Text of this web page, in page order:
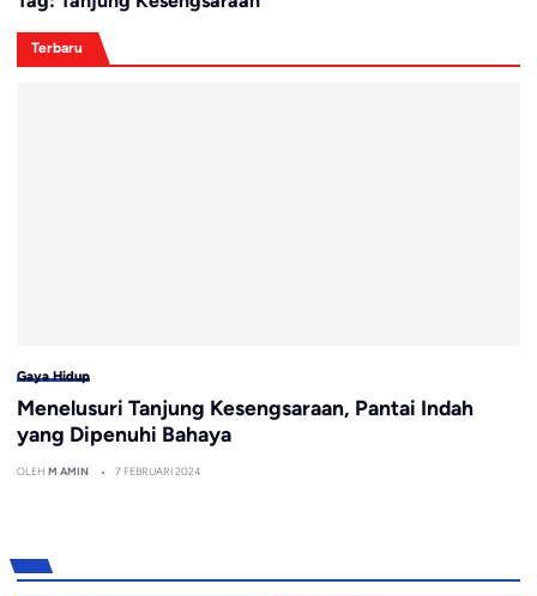
Terbaru
Gaya Hidup
Menelusuri Tanjung Kesengsaraan, Pantai Indah
yang Dipenuhi Bahaya
OLEH M AMIN 7 FEBRUARI 2024